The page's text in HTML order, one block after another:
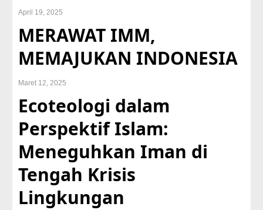
April 19, 2025
MERAWAT IMM,
MEMAJUKAN INDONESIA
Maret 12, 2025
Ecoteologi dalam
Perspektif Islam:
Meneguhkan Iman di
Tengah Krisis
Lingkungan